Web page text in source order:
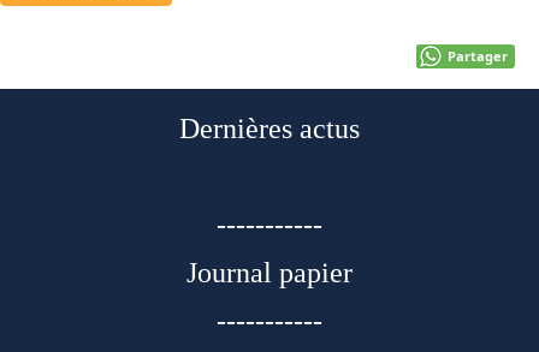
Partager
Dernières actus
-----------
Journal papier
-----------